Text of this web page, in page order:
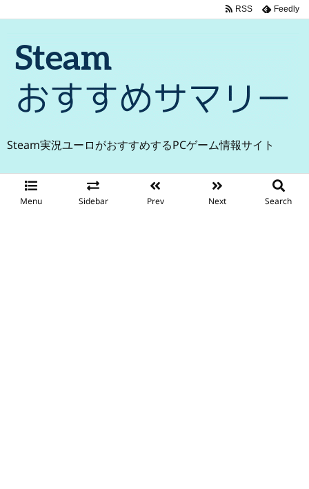
Steam実況ユーロがおすすめするPCゲーム情報サイト
Menu Sidebar Prev Next Search
RSS Feedly